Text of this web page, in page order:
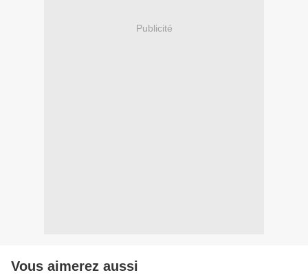
Publicité
Vous aimerez aussi